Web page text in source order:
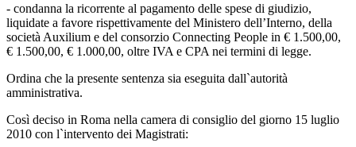
- condanna la ricorrente al pagamento delle spese di giudizio,
liquidate a favore rispettivamente del Ministero dell’Interno, della
società Auxilium e del consorzio Connecting People in € 1.500,00,
€ 1.500,00, € 1.000,00, oltre IVA e CPA nei termini di legge.
Ordina che la presente sentenza sia eseguita dall`autorità
amministrativa.
Così deciso in Roma nella camera di consiglio del giorno 15 luglio
2010 con l`intervento dei Magistrati: